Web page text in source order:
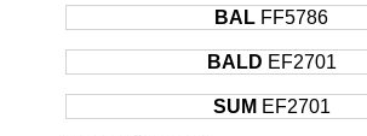
BAL FF5786
BALD EF2701
SUM EF2701